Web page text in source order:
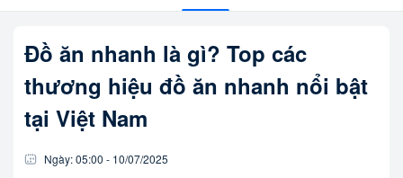
Đồ ăn nhanh là gì? Top các
thương hiệu đồ ăn nhanh nổi bật
tại Việt Nam
Ngày:05:00 - 10/07/2025